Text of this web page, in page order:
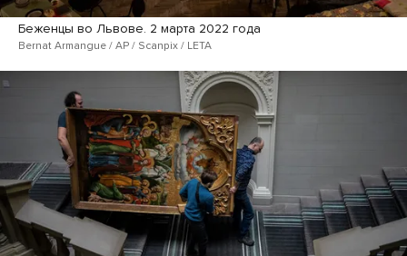
Беженцы во Львове. 2 марта 2022 года
Bernat Armangue / AP / Scanpix / LETA